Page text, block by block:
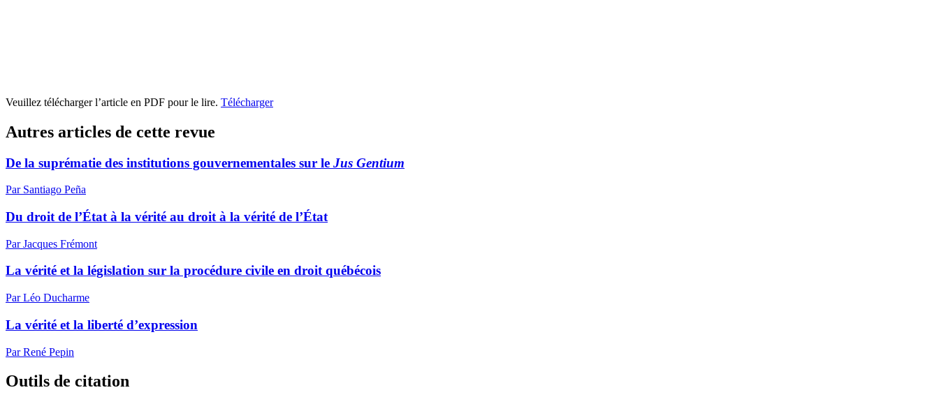
Veuillez télécharger l’article en PDF pour le lire. Télécharger
Autres articles de cette revue
De la suprématie des institutions gouvernementales sur le Jus Gentium
Par Santiago Peña
Du droit de l’État à la vérité au droit à la vérité de l’État
Par Jacques Frémont
La vérité et la législation sur la procédure civile en droit québécois
Par Léo Ducharme
La vérité et la liberté d’expression
Par René Pepin
Outils de citation